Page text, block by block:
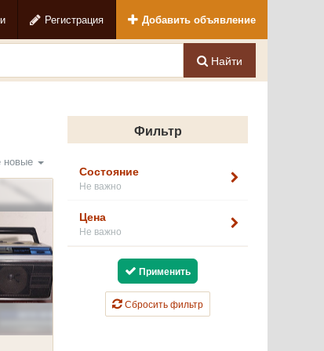
Регистрация Добавить объявление
Найти
Фильтр
Состояние
Не важно
Цена
Не важно
Применить
Сбросить фильтр